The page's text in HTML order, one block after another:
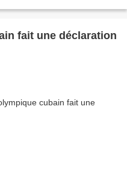
fait une déclaration